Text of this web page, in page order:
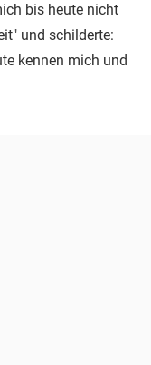
bis heute nicht
und schilderte:
kennen mich und